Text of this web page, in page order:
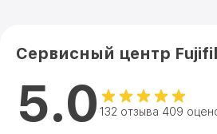
Сервисный центр
5.0 132 отзыва 409